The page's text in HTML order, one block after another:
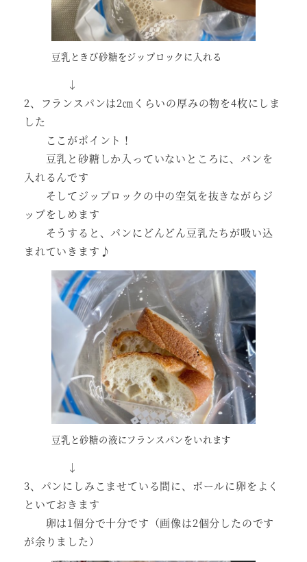
豆乳ときび砂糖をジップロックに入れる
↓
2、フランスパンは2㎝くらいの厚みの物を4枚にしま
した
ここがポイント！
豆乳と砂糖しか入っていないところに、パンを
入れるんです
そしてジップロックの中の空気を抜きながらジ
ップをしめます
そうすると、パンにどんどん豆乳たちが吸い込
まれていきます♪
豆乳と砂糖の液にフランスパンをいれます
↓
3、パンにしみこませている間に、ボールに卵をよく
といておきます
卵は1個分で十分です（画像は2個分したのです
が余りました）